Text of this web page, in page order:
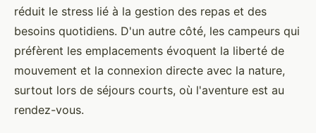
réduit le stress lié à la gestion des repas et des
besoins quotidiens. D'un autre côté, les campeurs qui
préfèrent les emplacements évoquent la liberté de
mouvement et la connexion directe avec la nature,
surtout lors de séjours courts, où l'aventure est au
rendez-vous.